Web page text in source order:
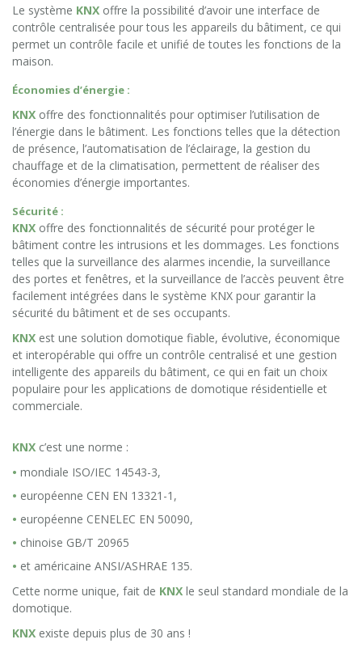
Le système KNX offre la possibilité d’avoir une interface de
contrôle centralisée pour tous les appareils du bâtiment, ce qui
permet un contrôle facile et unifié de toutes les fonctions de la
maison.
Économies d’énergie :
KNX offre des fonctionnalités pour optimiser l’utilisation de
l’énergie dans le bâtiment. Les fonctions telles que la détection
de présence, l’automatisation de l’éclairage, la gestion du
chauffage et de la climatisation, permettent de réaliser des
économies d’énergie importantes.
Sécurité :
KNX offre des fonctionnalités de sécurité pour protéger le
bâtiment contre les intrusions et les dommages. Les fonctions
telles que la surveillance des alarmes incendie, la surveillance
des portes et fenêtres, et la surveillance de l’accès peuvent être
facilement intégrées dans le système KNX pour garantir la
sécurité du bâtiment et de ses occupants.
KNX est une solution domotique fiable, évolutive, économique
et interopérable qui offre un contrôle centralisé et une gestion
intelligente des appareils du bâtiment, ce qui en fait un choix
populaire pour les applications de domotique résidentielle et
commerciale.
KNX c’est une norme :
mondiale ISO/IEC 14543-3,
européenne CEN EN 13321-1,
européenne CENELEC EN 50090,
chinoise GB/T 20965
et américaine ANSI/ASHRAE 135.
Cette norme unique, fait de KNX le seul standard mondiale de la
domotique.
KNX existe depuis plus de 30 ans !